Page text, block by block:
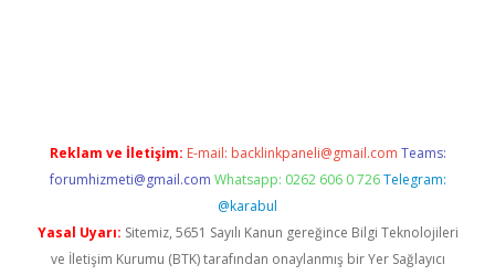
Reklam ve İletişim: E-mail: backlinkpaneli@gmail.com Teams:
forumhizmeti@gmail.com Whatsapp: 0262 606 0 726 Telegram:
@karabul
Yasal Uyarı: Sitemiz, 5651 Sayılı Kanun gereğince Bilgi Teknolojileri
ve İletişim Kurumu (BTK) tarafından onaylanmış bir Yer Sağlayıcı